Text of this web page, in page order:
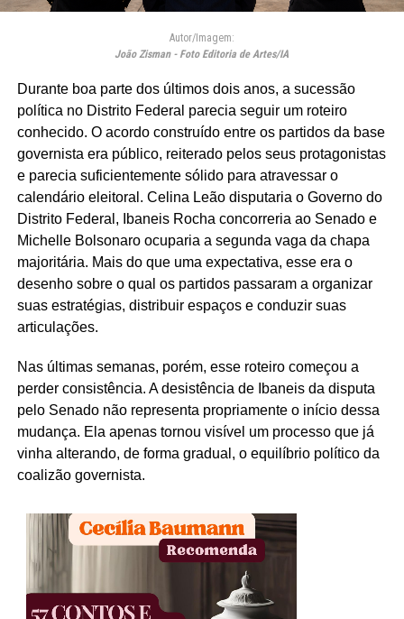
Autor/Imagem:
João Zisman - Foto Editoria de Artes/IA
Durante boa parte dos últimos dois anos, a sucessão
política no Distrito Federal parecia seguir um roteiro
conhecido. O acordo construído entre os partidos da base
governista era público, reiterado pelos seus protagonistas
e parecia suficientemente sólido para atravessar o
calendário eleitoral. Celina Leão disputaria o Governo do
Distrito Federal, Ibaneis Rocha concorreria ao Senado e
Michelle Bolsonaro ocuparia a segunda vaga da chapa
majoritária. Mais do que uma expectativa, esse era o
desenho sobre o qual os partidos passaram a organizar
suas estratégias, distribuir espaços e conduzir suas
articulações.
Nas últimas semanas, porém, esse roteiro começou a
perder consistência. A desistência de Ibaneis da disputa
pelo Senado não representa propriamente o início dessa
mudança. Ela apenas tornou visível um processo que já
vinha alterando, de forma gradual, o equilíbrio político da
coalizão governista.